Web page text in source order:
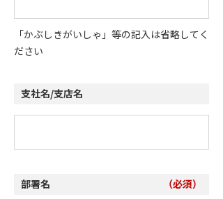
「かぶしきがいしゃ」等の記入は省略してく
ださい
支社名/支店名
部署名 （必須）